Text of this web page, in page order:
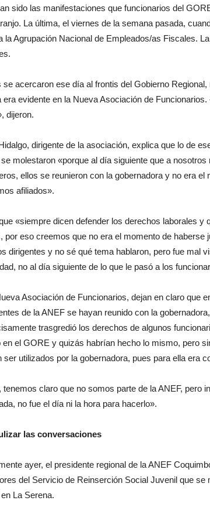
sido las manifestaciones que funcionarios del
La última, el viernes de la semana pasada,
la Agrupación Nacional de Empleados/as Fiscales.
se acercaron ese día al frontis del Gobierno
era evidente en la Nueva Asociación de
dijeron.
dirigente de la asociación, explica que lo de
molestaron «porque al día siguiente que a
ellos se reunieron con la gobernadora y no era el
afiliados».
«siempre dicen defender los derechos laborales y
por eso creemos que no era el momento de haberse
dirigentes y no sé qué tema hablaron, pero fue mal
no al día siguiente de lo que le pasó a los
Asociación de Funcionarios, dejan en claro que
de la ANEF se hayan reunido con la
trasgredió los derechos de algunos
en el GORE y quizás habrían hecho lo mismo, pero
ser utilizados por la gobernadora, pues para ella era
tenemos claro que no somos parte de la ANEF, pero
no fue el día ni la hora para hacerlo».
las conversaciones
ayer, el presidente regional de la ANEF
del Servicio de Reinserción Social Juvenil que
La Serena.